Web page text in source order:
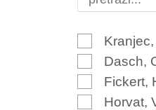
Dasch,
Fickert,
Horvat,